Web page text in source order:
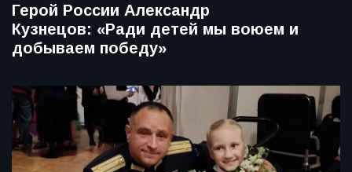
Герой России Александр
Кузнецов: «Ради детей мы воюем и
добываем победу»